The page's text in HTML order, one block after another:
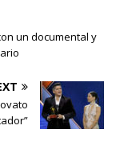
un documental y